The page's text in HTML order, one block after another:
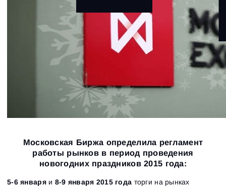
Московская Биржа определила регламент
работы рынков в период проведения
новогодних праздников 2015 года:
5-6 январяи 8-9 января 2015 года торги на рынках